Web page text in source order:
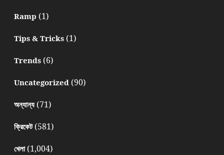
Ramp (1)
Tips & Tricks(1)
Trends(6)
Uncategorized(90)
অন্যান্য(71)
ক্রিকেট(581)
খেলা(1,004)